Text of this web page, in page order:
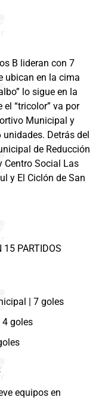
B lideran con 7
ubican en la cima
lo sigue en la
“tricolor” va por
Municipal y
unidades. Detrás del
de Reducción
Centro Social Las
y El Ciclón de San
15 PARTIDOS
| 7 goles
4 goles
equipos en